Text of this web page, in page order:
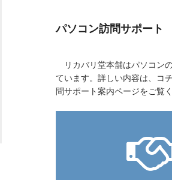
パソコン訪問サポート
リカバリ堂本舗はパソコン
ています。詳しい内容は、コ
問サポート案内ページをご覧